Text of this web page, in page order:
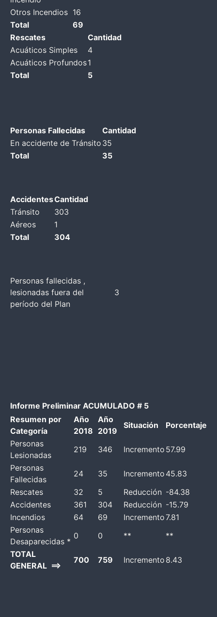
Otros Incendios 16
Total
69
Rescates
Cantidad
Acuáticos Simples
4
Acuáticos Profundos1
Total
5
Personas Fallecidas
Cantidad
En accidente de Tránsito 35
Total
35
AccidentesCantidad
Tránsito
303
Aéreos
1
Total
304
Personas fallecidas ,
lesionadas fuera del
período del Plan
3
Informe Preliminar ACUMULADO # 5
Resumen por
Categoría
Año
2018
Año
2019
Situación
Porcentaje
Personas
Lesionadas
219 346 Incremento 57.99
Personas
Fallecidas
24 35 Incremento 45.83
Rescates
32 5 Reducción -84.38
Accidentes
361 304 Reducción -15.79
Incendios
64 69 Incremento7.81
Personas
Desaparecidas *
0 0 **
**
TOTAL
GENERAL ==>
700 759 Incremento 8.43